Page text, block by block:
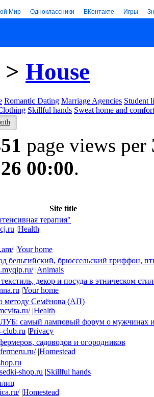
Мир Одноклассники ВКонтакте Игры
> House
Romantic Dating Marriage Agencies Student
Skillful hands Sweat home and comfort
page views per
00:00.
Site title
терапия"
|Health
|Your home
бельгийский, брюссельский гриффон,
|Animals
декор и посуда в этническом
|Your home
методу Семёнова (АП)
|Health
самый ламповый форум о мужчинах
club.ru |Privacy
садоводов и огородников
|Homestead
shop.ru |Skillful hands
|Homestead